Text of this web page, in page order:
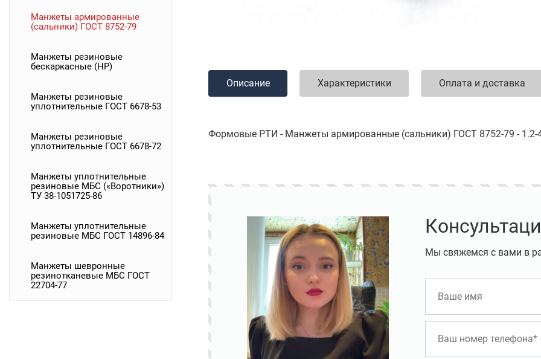
Манжеты армированные
(сальники) ГОСТ 8752-79
Манжеты резиновые
бескаркасные (НР)
Манжеты резиновые
уплотнительные ГОСТ 6678-53
Манжеты резиновые
уплотнительные ГОСТ 6678-72
Манжеты уплотнительные
резиновые МБС («Воротники»)
ТУ 38-1051725-86
Манжеты уплотнительные
резиновые МБС ГОСТ 14896-84
Манжеты шевронные
резинотканевые МБС ГОСТ
22704-77
Описание Характеристики Оплата и доставка
Формовые РТИ - Манжеты армированные (сальники) ГОСТ 8752-79 - 1.2-
Мы свяжемся с вами в